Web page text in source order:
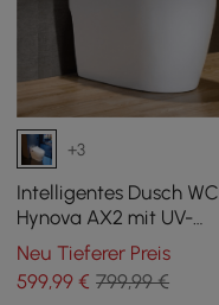
+3
Intelligentes Dusch WC
Hynova AX2 mit UV-
Desinfektion und
automatischer
Deckelöffnung, Weiß
Neu Tieferer Preis
599,99 € 799,99 €